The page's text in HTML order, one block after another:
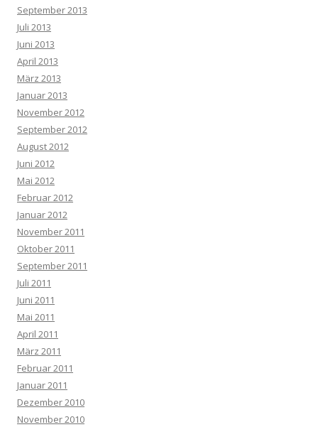
September 2013
Juli 2013
Juni 2013
April 2013
März 2013
Januar 2013
November 2012
September 2012
August 2012
Juni 2012
Mai 2012
Februar 2012
Januar 2012
November 2011
Oktober 2011
September 2011
Juli 2011
Juni 2011
Mai 2011
April 2011
März 2011
Februar 2011
Januar 2011
Dezember 2010
November 2010